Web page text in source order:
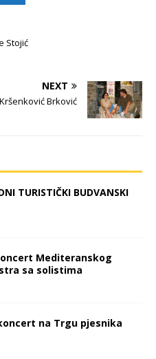
Stojić
NEXT
Brković
TURISTIČKI BUDVANSKI
Mediteranskog
sa solistima
na Trgu pjesnika